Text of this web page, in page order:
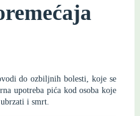
do ozbiljnih bolesti, koje se
upotreba pića kod osoba koje
i smrt.